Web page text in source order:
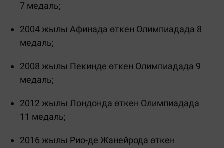
7 медаль;
2004 жылы Афинада өткен Олимпиадада 8
медаль;
2008 жылы Пекинде өткен Олимпиадада 9
медаль;
2012 жылы Лондонда өткен Олимпиадада
11 медаль;
2016 жылы Рио-де Жанейрода өткен